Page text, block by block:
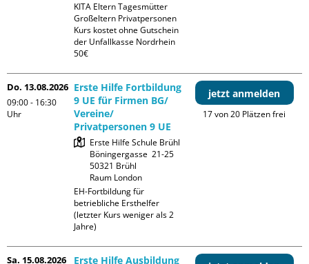
KITA Eltern Tagesmütter
Großeltern Privatpersonen
Kurs kostet ohne Gutschein
der Unfallkasse Nordrhein
50€
Do. 13.08.2026
09:00 - 16:30
Uhr
Erste Hilfe Fortbildung
9 UE für Firmen BG/
Vereine/
Privatpersonen 9 UE
Erste Hilfe Schule Brühl
Böningergasse  21-25
50321 Brühl
Raum London
EH-Fortbildung für
betriebliche Ersthelfer
(letzter Kurs weniger als 2
Jahre)
jetzt anmelden
17 von 20 Plätzen frei
Sa. 15.08.2026
Erste Hilfe Ausbildung